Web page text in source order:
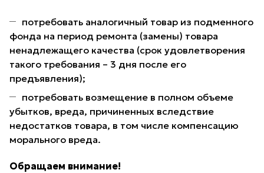
потребовать аналогичный товар из подменного
фонда на период ремонта (замены) товара
ненадлежащего качества (срок удовлетворения
такого требования – 3 дня после его
предъявления);
потребовать возмещение в полном объеме
убытков, вреда, причиненных вследствие
недостатков товара, в том числе компенсацию
морального вреда.
Обращаем внимание!